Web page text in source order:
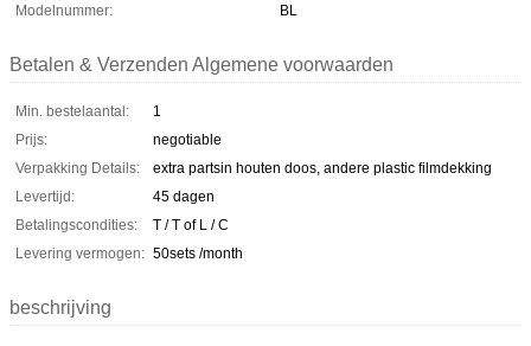
Modelnummer:
BL
Betalen & Verzenden Algemene voorwaarden
Min. bestelaantal:
1
Prijs:
negotiable
Verpakking Details:
extra partsin houten doos, andere plastic filmdekking
Levertijd:
45 dagen
Betalingscondities:
T / T of L / C
Levering vermogen: 50sets /month
beschrijving